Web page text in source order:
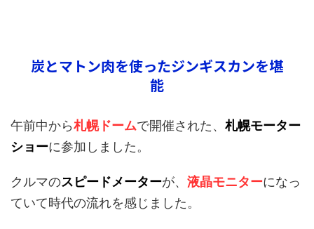
炭とマトン肉を使ったジンギスカンを堪
能
午前中から札幌ドームで開催された、 札幌モーター
ショーに参加しました。
クルマのスピードメーターが、 液晶モニターになっ
ていて時代の流れを感じました。